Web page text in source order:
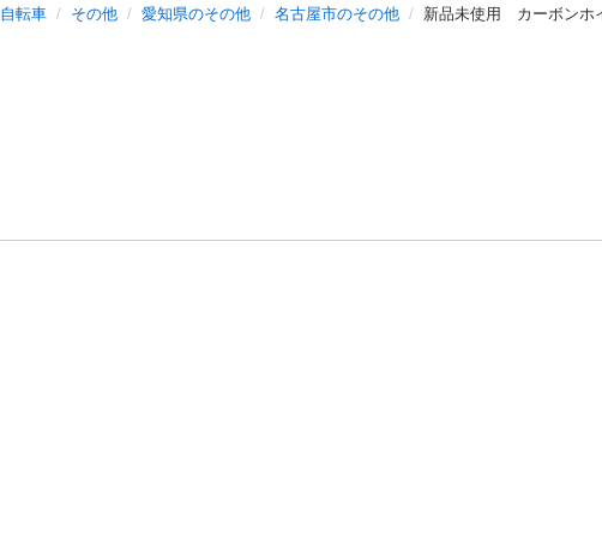
自転車 その他 愛知県のその他 名古屋市のその他 新品未使用 カーボンホ